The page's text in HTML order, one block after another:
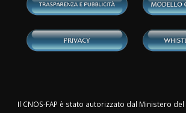
Il CNOS-FAP è stato autorizzato dal Ministero